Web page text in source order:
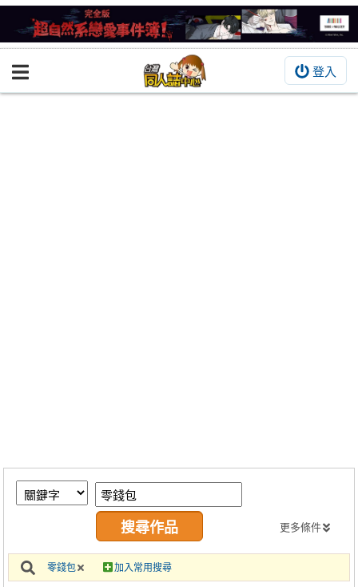
登入
BOOKY書集倉庫
繪圖藝廊
交流中心
攤位轉讓區
會員功能選單
更多條件
零錢包 加入常用搜尋